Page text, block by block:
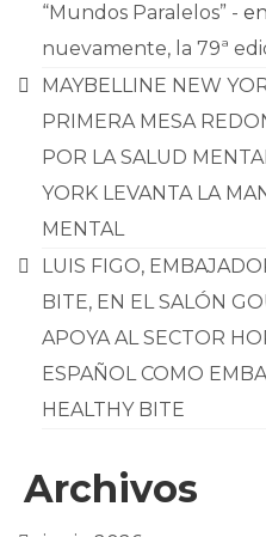
“Mundos Paralelos” - en
nuevamente, la 79ª
MAYBELLINE NEW
PRIMERA MESA
POR LA SALUD
YORK LEVANTA LA
MENTAL
LUIS FIGO,
BITE, EN EL SALÓN
APOYA AL SECTOR
ESPAÑOL COMO
HEALTHY BITE
Archivos